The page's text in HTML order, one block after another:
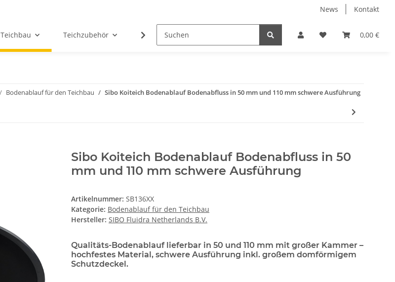
News Kontakt
0,00 €
Teichbau Teichzubehör Teichwasser Koi Pflege/Futter/Kescher Aquaristik /
Bodenablauf für den Teichbau Sibo Koiteich Bodenablauf Bodenabfluss in 50 mm und 110 mm schwere Ausführung
Sibo Koiteich Bodenablauf Bodenabfluss in 50
mm und 110 mm schwere Ausführung
Artikelnummer: SB136XX
Kategorie: Bodenablauf für den Teichbau
Hersteller: SIBO Fluidra Netherlands B.V.
Qualitäts-Bodenablauf lieferbar in 50 und 110 mm mit großer Kammer –
hochfestes Material, schwere Ausführung inkl. großem domförmigem
Schutzdeckel.